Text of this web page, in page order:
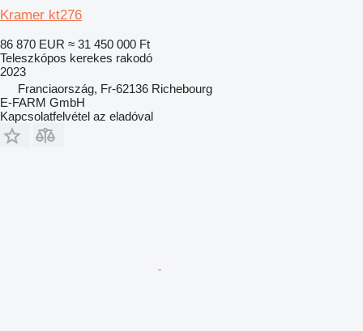
Kramer kt276
86 870 EUR ≈ 31 450 000 Ft
Teleszkópos kerekes rakodó
2023
Franciaország, Fr-62136 Richebourg
E-FARM GmbH
Kapcsolatfelvétel az eladóval